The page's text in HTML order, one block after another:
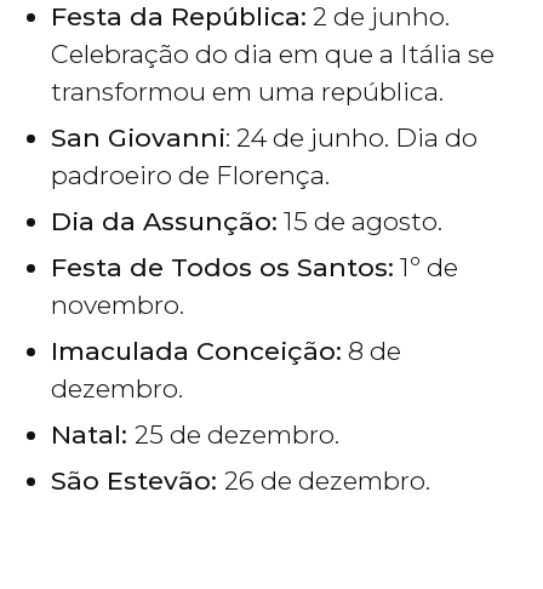
Festa da República: 2 de junho.
Celebração do dia em que a Itália se
transformou em uma república.
San Giovanni: 24 de junho. Dia do
padroeiro de Florença.
Dia da Assunção: 15 de agosto.
Festa de Todos os Santos: 1º de
novembro.
Imaculada Conceição: 8 de
dezembro.
Natal: 25 de dezembro.
São Estevão: 26 de dezembro.